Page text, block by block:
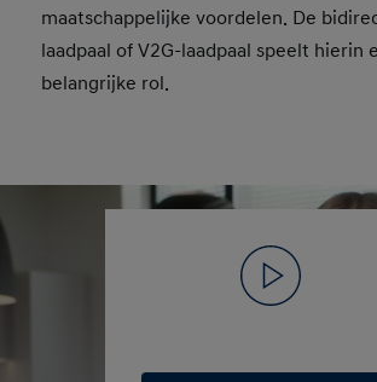
maatschappelijke voordelen. De
laadpaal of V2G-laadpaal speelt hierin
belangrijke rol.